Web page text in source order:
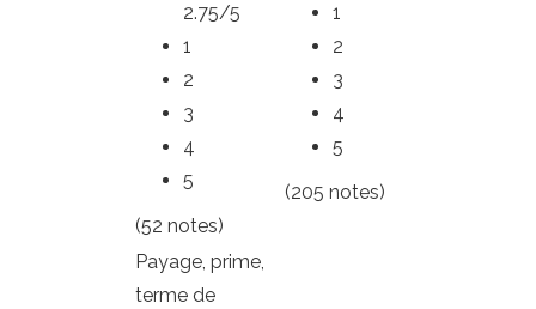
2.75/5
1
2
3
4
5
(52 notes)
1
2
3
4
5
(205 notes)
Payage, prime,
terme de